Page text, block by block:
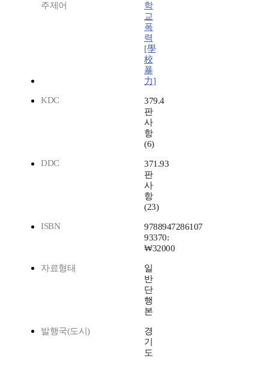
주제어
학
교
폭
력
[學
校
暴
力]
KDC
379.4
판
사
항
(6)
DDC
371.93
판
사
항
(23)
ISBN
9788947286107
93370:
₩32000
자료형태
일
반
단
행
본
발행국(도시)
경
기
도